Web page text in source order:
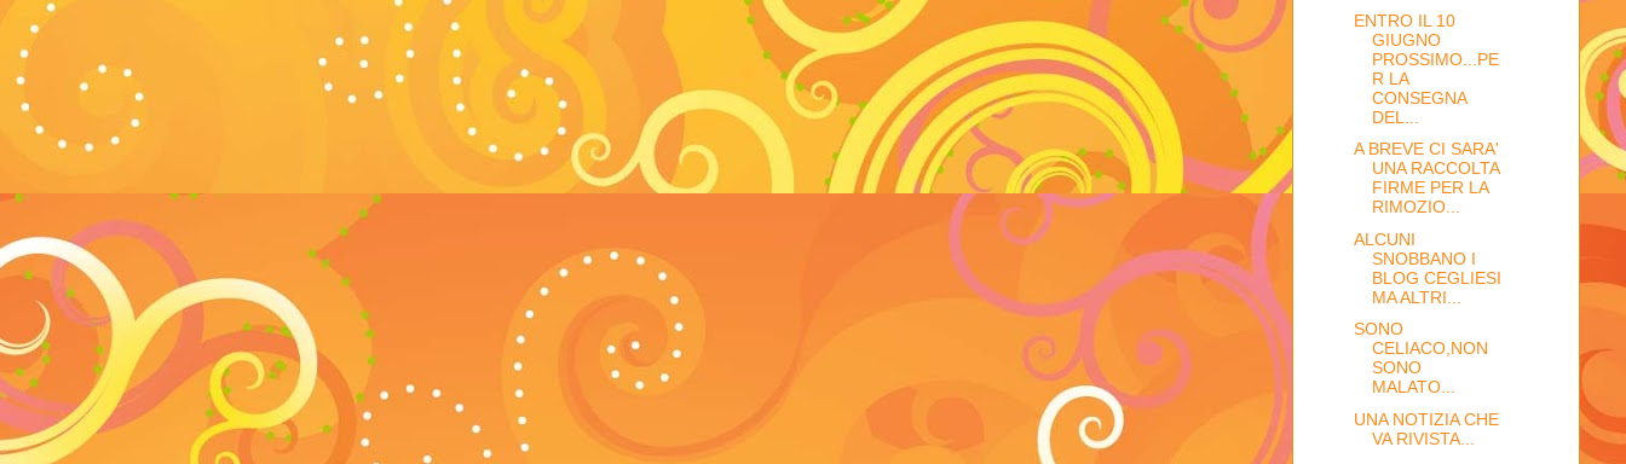
ENTRO IL 10
GIUGNO
PROSSIMO...PE
R LA
CONSEGNA
DEL...
A BREVE CI SARA'
UNA RACCOLTA
FIRME PER LA
RIMOZIO...
ALCUNI
SNOBBANO I
BLOG CEGLIESI
MA ALTRI...
SONO
CELIACO,NON
SONO
MALATO...
UNA NOTIZIA CHE
VA RIVISTA...